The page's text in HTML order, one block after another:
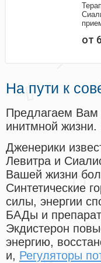
от
На пути к
Предлагаем Вам
инитмной
Дженерики
Левитра и
Вашей жизни
Синтетические
силы, энергии
БАДы и
Экдистерон
энергию,
и, Регуляторы